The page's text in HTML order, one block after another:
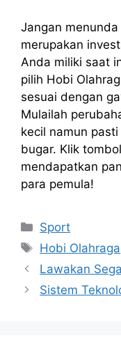
Jangan
merupakan
Anda miliki saat
pilih Hobi
sesuai dengan
Mulailah
kecil namun
bugar. Klik
mendapatkan
para pemula!
Kategori
Sport
Tag
Hobi Olahraga
Lawakan
Sistem